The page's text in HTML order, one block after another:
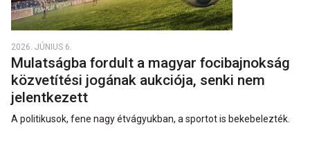
2026. JÚNIUS 6.
Mulatságba fordult a magyar focibajnokság
közvetítési jogának aukciója, senki nem
jelentkezett
A politikusok, fene nagy étvágyukban, a sportot is bekebelezték.